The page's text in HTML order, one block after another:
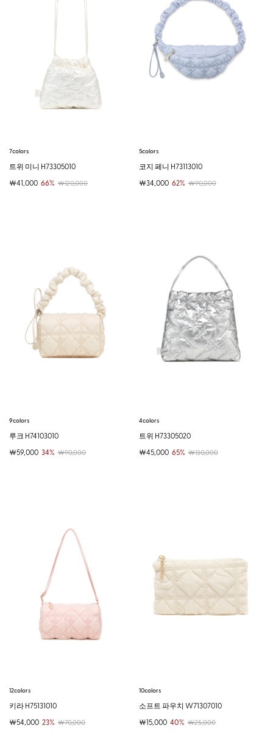
7colors
트위 미니 H73305010
￦41,000 66% ￦120,000
5colors
코지 페니 H73113010
￦34,000 62% ￦90,000
9colors
루크 H74103010
￦59,000 34% ￦90,000
4colors
트위 H73305020
￦45,000 65% ￦130,000
12colors
키라 H75131010
￦54,000 23% ￦70,000
10colors
소프트 파우치 W71307010
￦15,000 40% ￦25,000